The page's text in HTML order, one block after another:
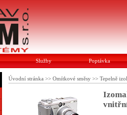
Služby Poptávka
Úvodní stránka >> Omítkové směsy >> Tepelně